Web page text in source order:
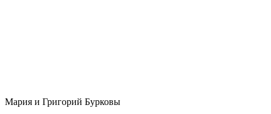
Мария и Григорий Бурковы